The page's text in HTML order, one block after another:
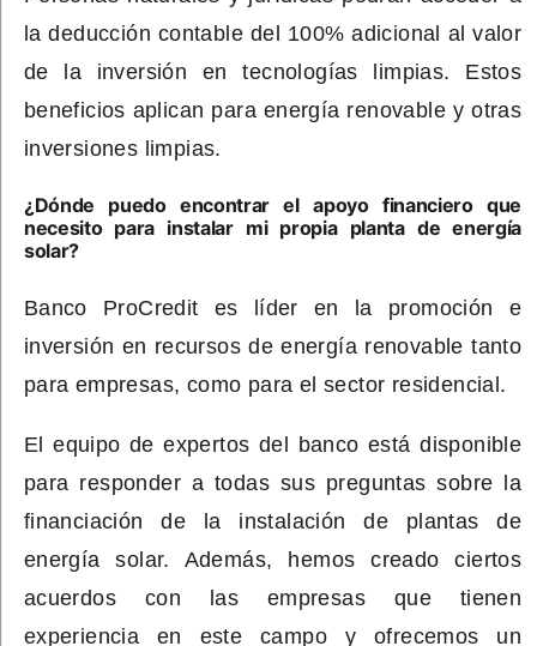
la deducción contable del 100% adicional al valor
de la inversión en tecnologías limpias. Estos
beneficios aplican para energía renovable y otras
inversiones limpias.
¿Dónde puedo encontrar el apoyo financiero que
necesito para instalar mi propia planta de energía
solar?
Banco ProCredit es líder en la promoción e
inversión en recursos de energía renovable tanto
para empresas, como para el sector residencial.
El equipo de expertos del banco está disponible
para responder a todas sus preguntas sobre la
financiación de la instalación de plantas de
energía solar. Además, hemos creado ciertos
acuerdos con las empresas que tienen
experiencia en este campo y ofrecemos un